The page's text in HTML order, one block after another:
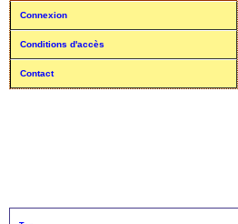
Connexion
Conditions d'accès
Contact